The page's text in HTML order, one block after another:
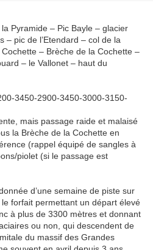
Pyramide – Pic Bayle – glacier
– pic de l’Etendard – col de la
– Brèche de la Cochette –
– le Vallonet – haut du
3450-2900-3450-3000-3150-
mais passage raide et malaisé
la Brèche de la Cochette en
(rappel équipé de sangles à
piolet (si le passage est
d’une semaine de piste sur
le forfait permettant un départ élevé
à plus de 3300 mètres et donnant
ou non, qui descendent de
du massif des Grandes